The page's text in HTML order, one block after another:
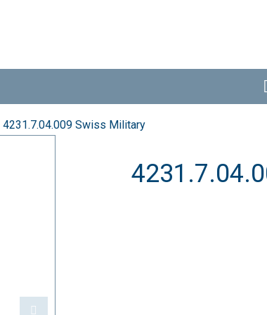
4231.7.04.009 Swiss Military